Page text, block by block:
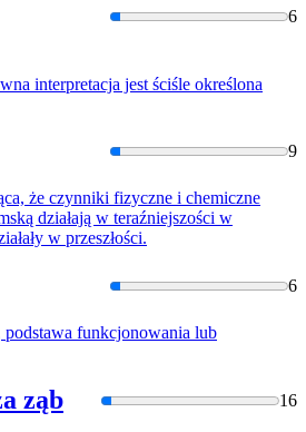
6
interpretacja jest ściśle określona
9
że czynniki fizyczne i chemiczne
działają w teraźniejszości w
w przeszłości.
6
podstawa funkcjonowania lub
ząb 16